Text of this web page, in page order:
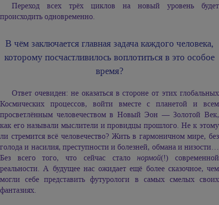
Переход всех трёх циклов на новый уровень будет
происходить одновременно.
В чём заключается главная задача каждого человека,
которому посчастливилось воплотиться в это особое
время?
Ответ очевиден: не оказаться в стороне от этих глобальных
Космических процессов, войти вместе с планетой и всем
просветлённым человечеством в Новый Эон — Золотой Век,
как его называли мыслители и провидцы прошлого. Не к этому
ли стремится всё человечество? Жить в гармоничном мире, без
голода и насилия, преступности и болезней, обмана и низости…
Без всего того, что сейчас сталонормой(!) современной
реальности. А будущее нас ожидает ещё более сказочное, чем
могли себе представить футурологи в самых смелых своих
фантазиях.